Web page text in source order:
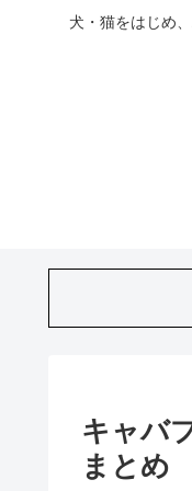
犬・猫をはじめ
キャバ
まとめ